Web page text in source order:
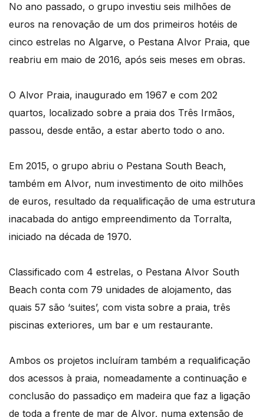
No ano passado, o grupo investiu seis milhões de
euros na renovação de um dos primeiros hotéis de
cinco estrelas no Algarve, o Pestana Alvor Praia, que
reabriu em maio de 2016, após seis meses em obras.
O Alvor Praia, inaugurado em 1967 e com 202
quartos, localizado sobre a praia dos Três Irmãos,
passou, desde então, a estar aberto todo o ano.
Em 2015, o grupo abriu o Pestana South Beach,
também em Alvor, num investimento de oito milhões
de euros, resultado da requalificação de uma estrutura
inacabada do antigo empreendimento da Torralta,
iniciado na década de 1970.
Classificado com 4 estrelas, o Pestana Alvor South
Beach conta com 79 unidades de alojamento, das
quais 57 são ‘suites’, com vista sobre a praia, três
piscinas exteriores, um bar e um restaurante.
Ambos os projetos incluíram também a requalificação
dos acessos à praia, nomeadamente a continuação e
conclusão do passadiço em madeira que faz a ligação
de toda a frente de mar de Alvor, numa extensão de